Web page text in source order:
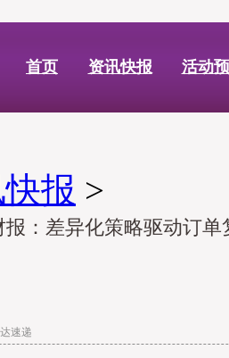
首页 资讯快报 活动
报 >
报：差异化策略驱动订
速递